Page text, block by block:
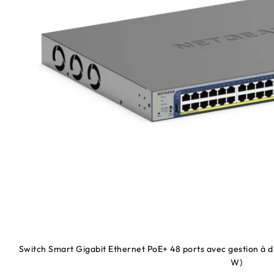
Switch Smart Gigabit Ethernet PoE+ 48 ports avec gestion à
W)